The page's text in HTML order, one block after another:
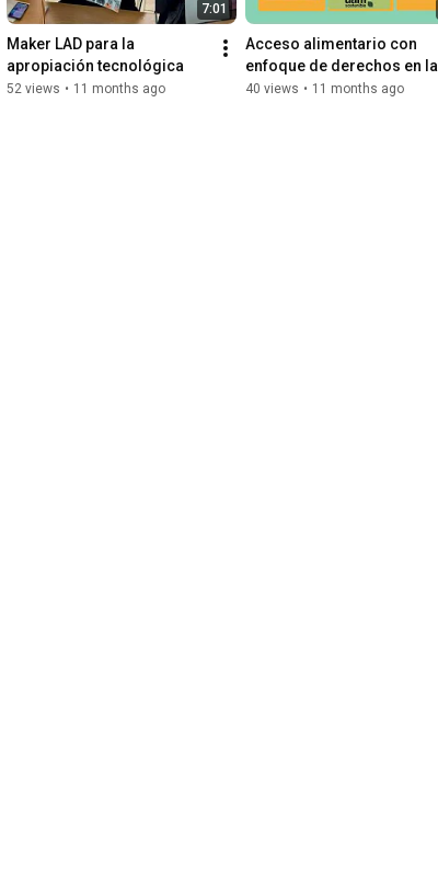
7:01
Maker LAD para la
apropiación tecnológica
52 views • 11 months ago
Acceso alimentario con
enfoque de derechos en la
UAM Cuajimalpa
40 views • 11 months ago